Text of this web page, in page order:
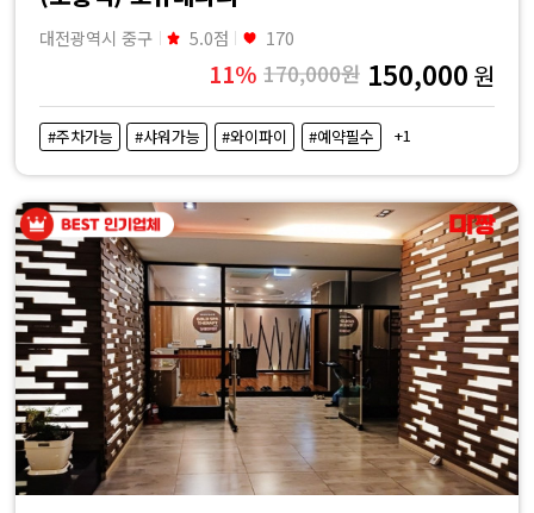
대전광역시 중구 5.0점 170
11% 170,000원 150,000 원
#주차가능 #샤워가능 #와이파이 #예약필수 +1